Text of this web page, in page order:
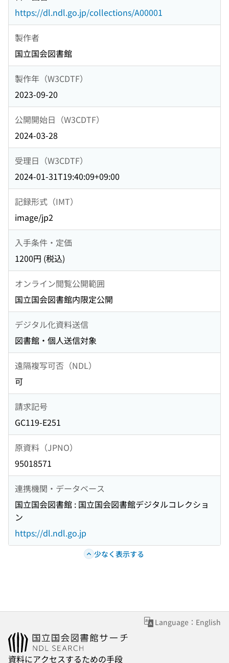
https://dl.ndl.go.jp/collections/A00001
製作者
国立国会図書館
製作年（W3CDTF）
2023-09-20
公開開始日（W3CDTF）
2024-03-28
受理日（W3CDTF）
2024-01-31T19:40:09+09:00
記録形式（IMT）
image/jp2
入手条件・定価
1200円 (税込)
オンライン閲覧公開範囲
国立国会図書館内限定公開
デジタル化資料送信
図書館・個人送信対象
遠隔複写可否（NDL）
可
請求記号
GC119-E251
原資料（JPNO）
95018571
連携機関・データベース
国立国会図書館 : 国立国会図書館デジタルコレクショ
ン
https://dl.ndl.go.jp
少なく表示する
Language：English
資料にアクセスするための手段